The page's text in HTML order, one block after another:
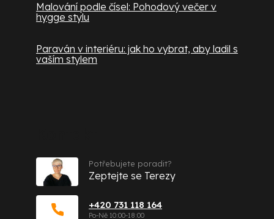
Malování podle čísel: Pohodový večer v
hygge stylu
Paraván v interiéru: jak ho vybrat, aby ladil s
vaším stylem
+420 731 118 164
Potřebujete poradit?
Zeptejte se Terezy